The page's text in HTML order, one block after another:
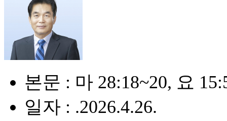
본문 : 마 28:18~20, 요
일자 : .2026.4.26.